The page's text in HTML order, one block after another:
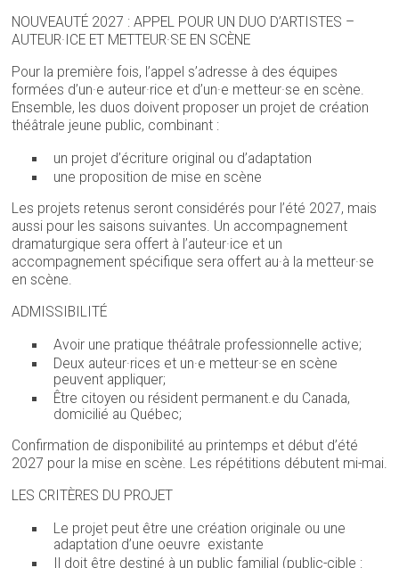
NOUVEAUTÉ 2027 : APPEL POUR UN DUO D’ARTISTES –
AUTEUR·ICE ET METTEUR·SE EN SCÈNE
Pour la première fois, l’appel s’adresse à des équipes
formées d’un·e auteur·rice et d’un·e metteur·se en scène.
Ensemble, les duos doivent proposer un projet de création
théâtrale jeune public, combinant :
un projet d’écriture original ou d’adaptation
une proposition de mise en scène
Les projets retenus seront considérés pour l’été 2027, mais
aussi pour les saisons suivantes. Un accompagnement
dramaturgique sera offert à l’auteur·ice et un
accompagnement spécifique sera offert au·à la metteur·se
en scène.
ADMISSIBILITÉ
Avoir une pratique théâtrale professionnelle active;
Deux auteur·rices et un·e metteur·se en scène
peuvent appliquer;
Être citoyen ou résident permanent.e du Canada,
domicilié au Québec;
Confirmation de disponibilité au printemps et début d’été
2027 pour la mise en scène. Les répétitions débutent mi-mai.
LES CRITÈRES DU PROJET
Le projet peut être une création originale ou une
adaptation d’une oeuvre existante
Il doit être destiné à un public familial (public-cible :